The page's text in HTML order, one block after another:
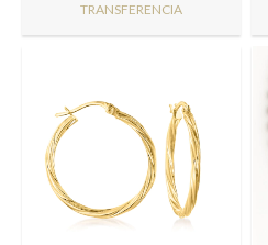
TRANSFERENCIA